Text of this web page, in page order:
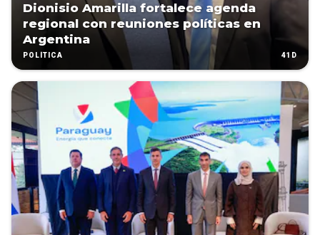
Dionisio Amarilla fortalece agenda
regional con reuniones políticas en
Argentina
POLÍTICA 41D